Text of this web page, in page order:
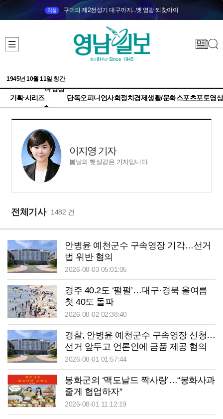
직설 구미의 제2전성기 대구까지...옛 영광 되찾아야
1945년 10월 11일 창간
기획·시리즈
다양성
+
단독오피니언사회정치 경제생활/문화스포츠포토영상
이지영 기자
봄날의 햇살같은 기자입니다.
전체기사 1482 건
안병윤 예천군수 구속영장 기각…선거
법 위반 혐의
2026-08-03 05:01:05
경주 40.2도 ‘펄펄’…대구·경북 올여름
첫 40도 돌파
2026-08-02 02:38:40
경찰, 안병윤 예천군수 구속영장 신청…
선거 앞두고 언론인에 금품 제공 혐의
2026-08-01 01:57:44
봉화군의 ‘맥도날드 짝사랑’…“봉화사과
줄게 협업하자”
2026-08-01 11:12:19